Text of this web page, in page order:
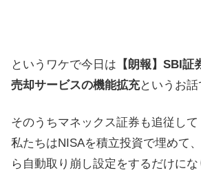
というワケで今日は 【朗報】SBI証
売却サービスの機能拡充というお話
そのうちマネックス証券も追従して
私たちはNISAを積立投資で埋めて
ら自動取り崩し設定をするだけにな